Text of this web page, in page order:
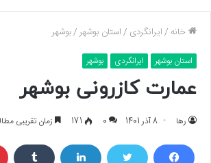
خانه /ایرانگردی /استان بوشهر/بوشهر
استان بوشهر ایرانگردی بوشهر
عمارت کازرونی بوشهر
رها 8 آذر 1401 0
171 زمان تقریبی مطالعه 4